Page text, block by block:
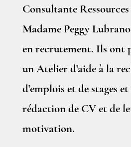
Consultante
Madame Peggy
en recrutement. Ils ont
un Atelier d’aide à la
d’emplois et de stages et
rédaction de CV et de
motivation.